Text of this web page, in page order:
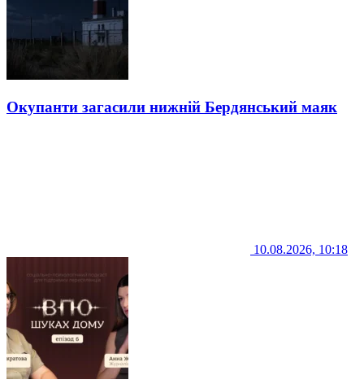
Окупанти загасили нижній Бердянський маяк
10.08.2026, 10:18